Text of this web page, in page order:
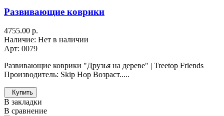
Развивающие коврики
4755.00 р.
Наличие: Нет в наличии
Арт: 0079
Развивающие коврики "Друзья на дереве" | Treetop Friends
Производитель: Skip Hop Возраст.....
Купить
В закладки
В сравнение